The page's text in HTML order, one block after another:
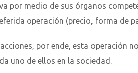
por medio de sus órganos
operación (precio, forma de
por ende, esta operación
uno de ellos en la sociedad.